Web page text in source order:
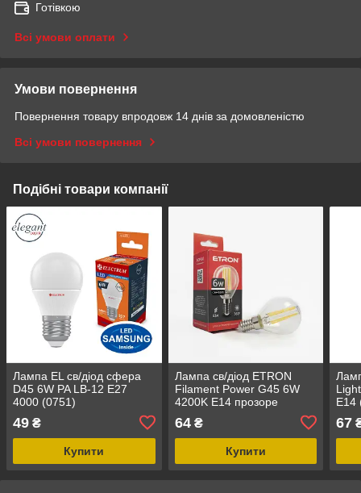
Готівкою
Всі умови оплати
Умови повернення
Повернення товару впродовж 14 днів за домовленістю
Всі умови повернення
Подібні товари компанії
Лампа EL св/діод сфера
D45 6W PA LB-12 E27
4000 (0751)
49 ₴
Купити
Лампа св/діод ETRON
Filament Power G45 6W
4200K E14 прозоре
64₴
Купити
E14
67